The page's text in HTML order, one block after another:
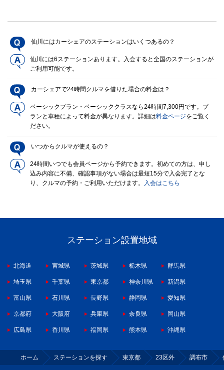
仙川にはカーシェアのステーションはいくつあるの？
仙川には6ステーションあります。入会すると全国のステーションが
ご利用可能です。
カーシェアで24時間クルマを借りた場合の料金は？
ベーシックプラン・ベーシッククラスなら24時間7,300円です。プ
ランと車種によって料金が異なります。詳細は料金ページをご覧く
ださい。
いつからクルマが使えるの？
24時間いつでも会員ページから予約できます。初めての方は、申し
込み内容に不備、確認事項がない場合は最短15分で入会完了とな
り、クルマの予約・ご利用いただけます。
入会はこちら
ステーション設置地域
北海道 宮城県 茨城県 栃木県 群馬県
埼玉県 千葉県 東京都 神奈川県 新潟県
富山県 石川県 長野県 静岡県 愛知県
京都府 大阪府 兵庫県 奈良県 岡山県
広島県 香川県 福岡県 熊本県 沖縄県
ホーム ステーションを探す 東京都 23区外 調布市